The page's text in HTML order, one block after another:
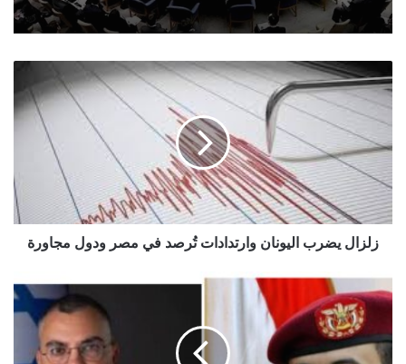
يضرب
اليونان
وارتدادات
تُرصد
في
مصر
ودول
مجاورة
زلزال يضرب اليونان وارتدادات تُرصد في مصر ودول مجاورة
سريع
يعلن
الاستهداف
الثالث